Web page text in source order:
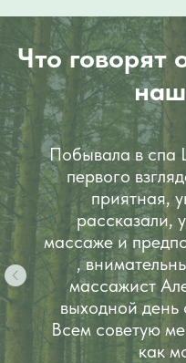
Что говорят
Побывала в спа
первого
приятная,
рассказали,
массаже и
,
массажист
выходной
Всем советую
как